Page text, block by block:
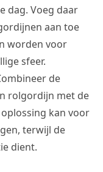
dag. Voeg daar
aan toe
worden voor
sfeer.
de
rolgordijn met de
kan voor
terwijl de
dient.